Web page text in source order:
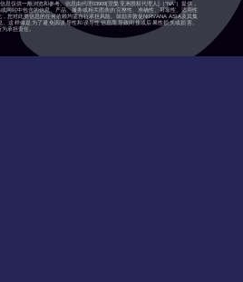
息仅供一般浏览和参考。信息由代理03909[涅槃亚洲授权代理人]（“NA”）提供，
网站中包含的信息、产品、服务或相关图表的完整性、准确性、可靠性、适用性
您对此类信息的任何依赖均需自行承担风险。鼓励并敦促NIRVANA ASIA及其集
这样做是为了避免因误导性和误导性信息而导致间接或后果性损失或损害。
承担责任。